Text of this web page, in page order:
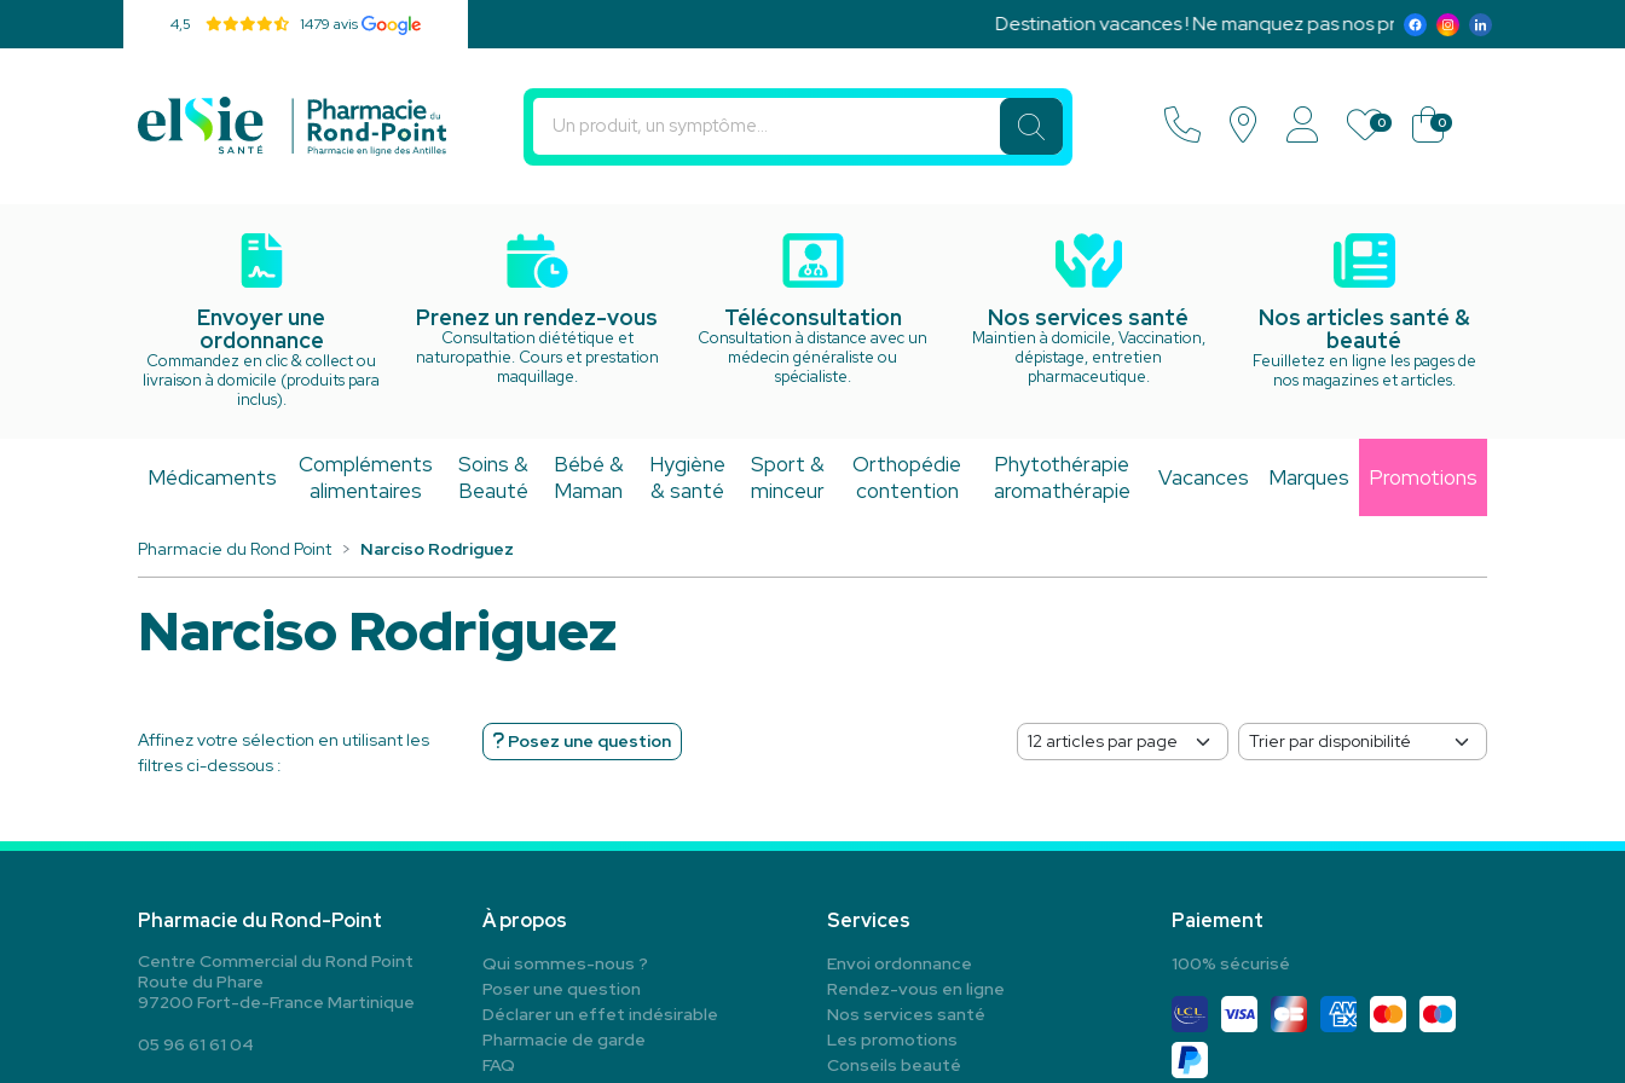
Destination vacances ! Ne manquez pas nos promotions exclusives et
4,5 1479 avis
Pharmacie du Rond Point Votre pharmacie en ligne à votre service
0 0
Envoyer une
ordonnance
Commandez en clic & collect ou
livraison à domicile (produits para
inclus).
Prenez un rendez-vous
Consultation diététique et
naturopathie. Cours et prestation
maquillage.
Téléconsultation
Consultation à distance avec un
médecin généraliste ou
spécialiste.
Nos services santé
Maintien à domicile, Vaccination,
dépistage, entretien
pharmaceutique.
Nos articles santé &
beauté
Feuilletez en ligne les pages de
nos magazines et articles.
Médicaments
Compléments
alimentaires
Soins &
Beauté
Bébé &
Maman
Hygiène
& santé
Sport &
minceur
Orthopédie
contention
Phytothérapie
aromathérapie
Vacances Marques Promotions
Pharmacie du Rond Point Narciso Rodriguez
Narciso Rodriguez
Posez une question
Affinez votre sélection en utilisant les
filtres ci-dessous :
Pharmacie du Rond-Point
Centre Commercial du Rond Point
Route du Phare
97200 Fort-de-France Martinique
05 96 61 61 04
À propos
Qui sommes-nous ?
Poser une question
Déclarer un effet indésirable
Pharmacie de garde
FAQ
Services
Envoi ordonnance
Rendez-vous en ligne
Nos services santé
Les promotions
Conseils beauté
Paiement
100% sécurisé